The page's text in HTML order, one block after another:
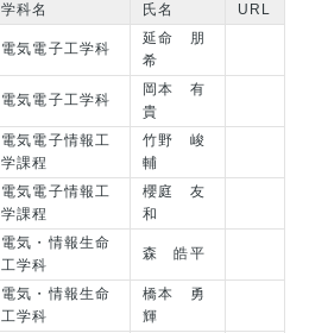
学科名 氏名 URL
電気電子工学科
延命 朋
希
電気電子工学科
岡本 有
貴
電気電子情報工
学課程
竹野 峻
輔
電気電子情報工
学課程
櫻庭 友
和
電気・情報生命
工学科
森 皓平
電気・情報生命
工学科
橋本 勇
輝